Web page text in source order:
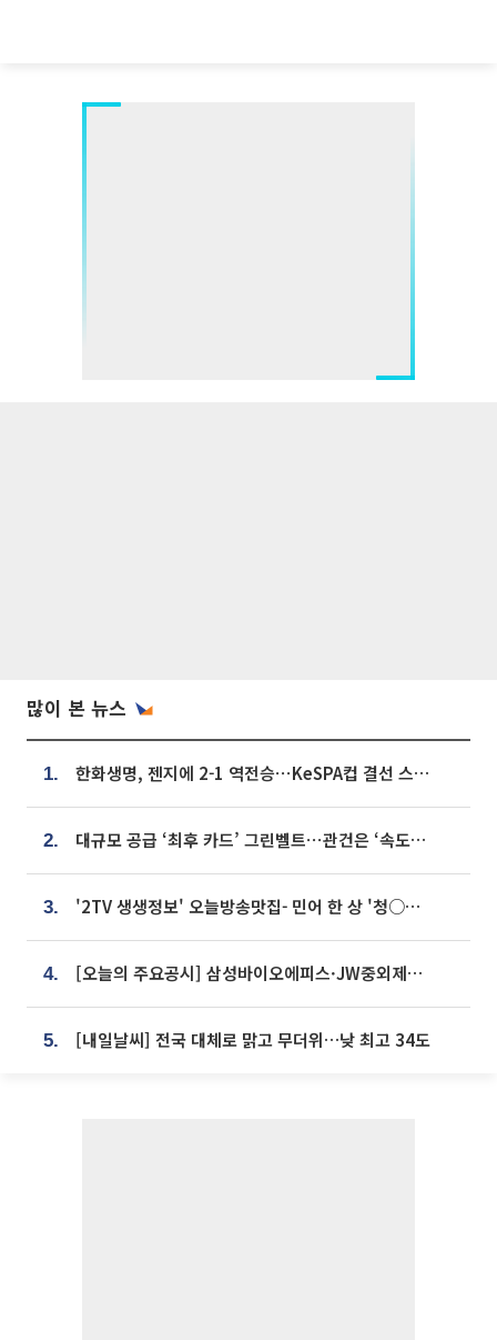
많이 본 뉴스
1. 한화생명, 젠지에 2-1 역전승⋯KeSPA컵 결선 스테이지 2 직행
2. 대규모 공급 ‘최후 카드’ 그린벨트⋯관건은 ‘속도’ [주택공급 승부수의 조건]
3. '2TV 생생정보' 오늘방송맛집- 민어 한 상 '청○○○' vs 전복 한 상 '명○'
4. [오늘의 주요공시] 삼성바이오에피스·JW중외제약·한미반도체·SK바이오사이언스 등
5. [내일날씨] 전국 대체로 맑고 무더위…낮 최고 34도